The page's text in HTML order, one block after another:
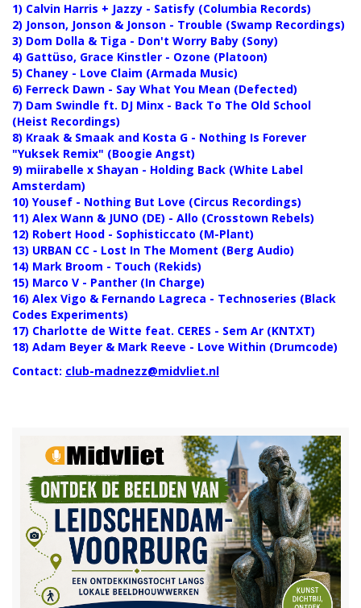
1) Calvin Harris + Jazzy - Satisfy (Columbia Records)
2) Jonson, Jonson & Jonson - Trouble (Swamp Recordings)
3) Dom Dolla & Tiga - Don't Worry Baby (Sony)
4) Gattüso, Grace Kinstler - Ozone (Platoon)
5) Chaney - Love Claim (Armada Music)
6) Ferreck Dawn - Say What You Mean (Defected)
7) Dam Swindle ft. DJ Minx - Back To The Old School
(Heist Recordings)
8) Kraak & Smaak and Kosta G - Nothing Is Forever
"Yuksek Remix" (Boogie Angst)
9) miirabelle x Shayan - Holding Back (White Label
Amsterdam)
10) Yousef - Nothing But Love (Circus Recordings)
11) Alex Wann & JUNO (DE) - Allo (Crosstown Rebels)
12) Robert Hood - Sophisticcato (M-Plant)
13) URBAN CC - Lost In The Moment (Berg Audio)
14) Mark Broom - Touch (Rekids)
15) Marco V - Panther (In Charge)
16) Alex Vigo & Fernando Lagreca - Technoseries (Black
Codes Experiments)
17) Charlotte de Witte feat. CERES - Sem Ar (KNTXT)
18) Adam Beyer & Mark Reeve - Love Within (Drumcode)
Contact: club-madnezz@midvliet.nl